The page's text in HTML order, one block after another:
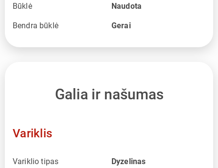
Būklė Naudota
Bendra būklė Gerai
Galia ir našumas
Variklis
Variklio tipas Dyzelinas